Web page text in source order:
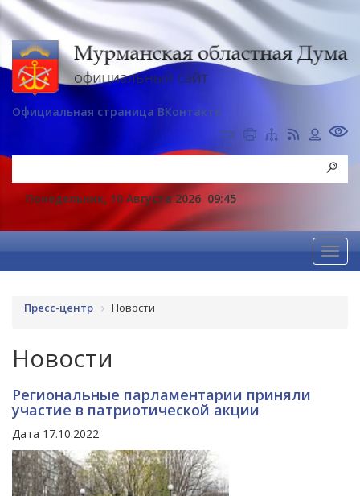
Официальная страница ВКонтакте
Понедельник, 10 Августа 2026 09:45
Пресс-центр Новости
Новости
Региональные парламентарии приняли
участие в патриотической акции
Дата 17.10.2022